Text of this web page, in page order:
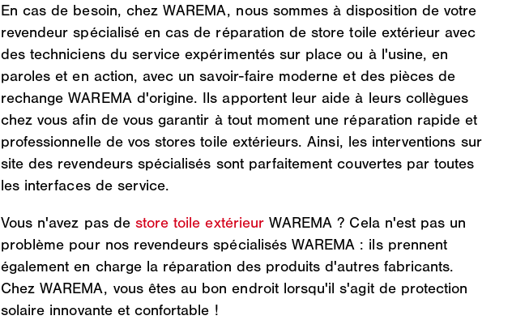
En cas de besoin, chez WAREMA, nous sommes à disposition de votre
revendeur spécialisé en cas de réparation de store toile extérieur avec
des techniciens du service expérimentés sur place ou à l'usine, en
paroles et en action, avec un savoir-faire moderne et des pièces de
rechange WAREMA d'origine. Ils apportent leur aide à leurs collègues
chez vous afin de vous garantir à tout moment une réparation rapide et
professionnelle de vos stores toile extérieurs. Ainsi, les interventions sur
site des revendeurs spécialisés sont parfaitement couvertes par toutes
les interfaces de service.
Vous n'avez pas de store toile extérieurWAREMA ? Cela n'est pas un
problème pour nos revendeurs spécialisés WAREMA : ils prennent
également en charge la réparation des produits d'autres fabricants.
Chez WAREMA, vous êtes au bon endroit lorsqu'il s'agit de protection
solaire innovante et confortable !